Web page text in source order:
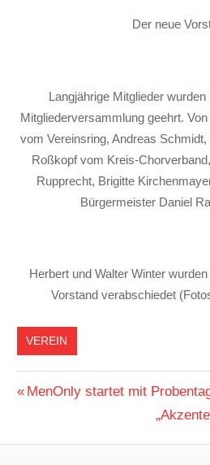
Der neue
Langjährige Mitglieder
Mitgliederversammlung geehrt.
vom Vereinsring, Andreas
Roßkopf vom Kreis-
Rupprecht, Brigitte
Bürgermeister Daniel
Herbert und Walter Winter
Vorstand verabschiedet
VEREIN
Vorheriger
MenOnly startet mit
Nächster